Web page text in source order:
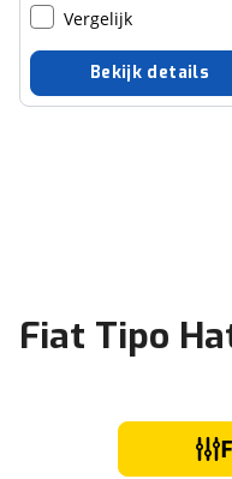
Vergelijk
Bekijk details
Fiat Tipo